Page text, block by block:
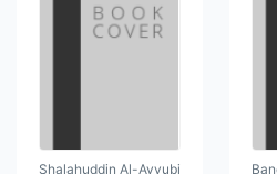
Shalahuddin Al-Ayyubi